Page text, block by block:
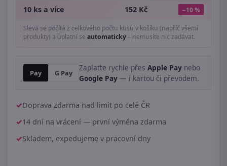
10 ks a více 152 Kč −10 %
Sleva se počítá z celkového počtu kusů v košíku (napříč všemi
produkty) a uplatní se automaticky– nemusíte nic zadávat.
Pay G Pay
Zaplaťte rychle přes Apple Pay nebo
Google Pay — i kartou či převodem.
Doprava zdarma nad limit po celé ČR
14 dní na vrácení — první výměna zdarma
Skladem, expedujeme v pracovní dny